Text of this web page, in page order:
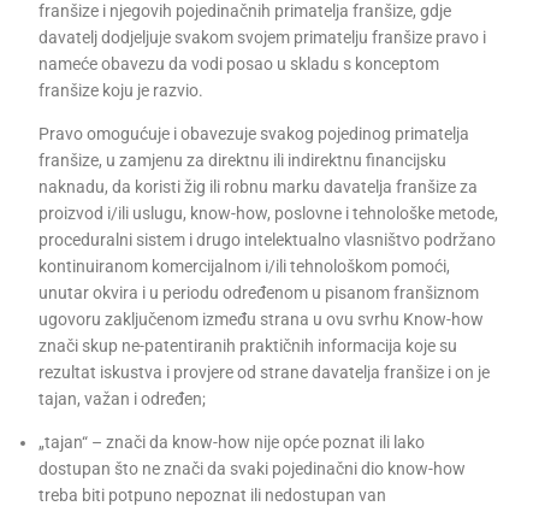
franšize i njegovih pojedinačnih primatelja franšize, gdje
davatelj dodjeljuje svakom svojem primatelju franšize pravo i
nameće obavezu da vodi posao u skladu s konceptom
franšize koju je razvio.
Pravo omogućuje i obavezuje svakog pojedinog primatelja
franšize, u zamjenu za direktnu ili indirektnu financijsku
naknadu, da koristi žig ili robnu marku davatelja franšize za
proizvod i/ili uslugu, know-how, poslovne i tehnološke metode,
proceduralni sistem i drugo intelektualno vlasništvo podržano
kontinuiranom komercijalnom i/ili tehnološkom pomoći,
unutar okvira i u periodu određenom u pisanom franšiznom
ugovoru zaključenom između strana u ovu svrhu Know-how
znači skup ne-patentiranih praktičnih informacija koje su
rezultat iskustva i provjere od strane davatelja franšize i on je
tajan, važan i određen;
„tajan“ – znači da know-how nije opće poznat ili lako
dostupan što ne znači da svaki pojedinačni dio know-how
treba biti potpuno nepoznat ili nedostupan van